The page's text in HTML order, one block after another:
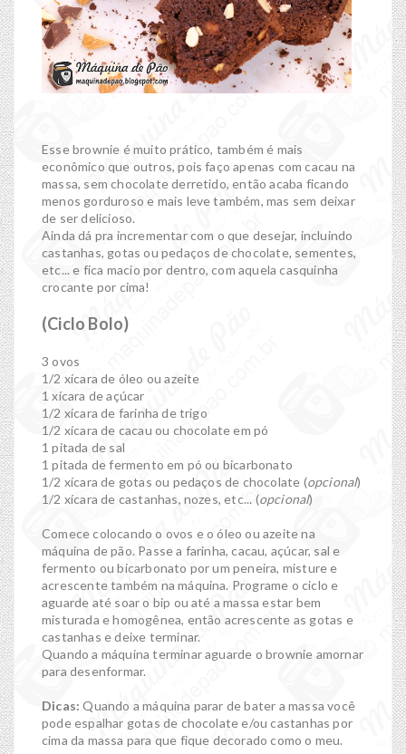
Esse brownie é muito prático, também é mais
econômico que outros, pois faço apenas com cacau na
massa, sem chocolate derretido, então acaba ficando
menos gorduroso e mais leve também, mas sem deixar
de ser delicioso.
Ainda dá pra incrementar com o que desejar, incluindo
castanhas, gotas ou pedaços de chocolate, sementes,
etc... e fica macio por dentro, com aquela casquinha
crocante por cima!
(Ciclo Bolo)
3 ovos
1/2 xícara de óleo ou azeite
1 xícara de açúcar
1/2 xícara de farinha de trigo
1/2 xícara de cacau ou chocolate em pó
1 pitada de sal
1 pitada de fermento em pó ou bicarbonato
1/2 xícara de gotas ou pedaços de chocolate (opcional)
1/2 xícara de castanhas, nozes, etc... (opcional)
Comece colocando o ovos e o óleo ou azeite na
máquina de pão. Passe a farinha, cacau, açúcar, sal e
fermento ou bicarbonato por um peneira, misture e
acrescente também na máquina. Programe o ciclo e
aguarde até soar o bip ou até a massa estar bem
misturada e homogênea, então acrescente as gotas e
castanhas e deixe terminar.
Quando a máquina terminar aguarde o brownie amornar
para desenformar.
Dicas: Quando a máquina parar de bater a massa você
pode espalhar gotas de chocolate e/ou castanhas por
cima da massa para que fique decorado como o meu.